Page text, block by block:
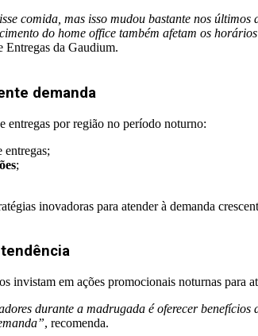
comida, mas isso mudou bastante nos
do home office também afetam os
Entregas da Gaudium.
demanda
entregas por região no período noturno:
entregas;
;
inovadoras para atender à demanda
invistam em ações promocionais noturnas para
durante a madrugada é oferecer
, recomenda.